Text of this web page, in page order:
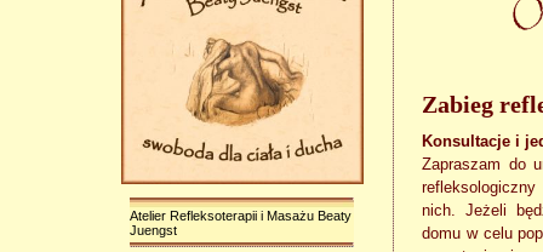
Atelier Refleksoterapii i Masażu Beaty
Juengst
Zabieg
Konsultacje i
Zapraszam do
nich. Jeżeli
domu w celu